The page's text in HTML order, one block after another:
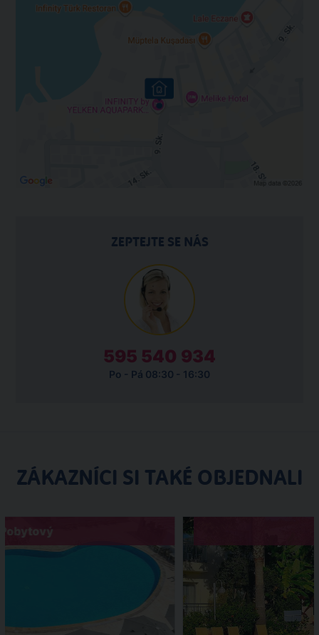
ZEPTEJTE SE NÁS
595 540 934
Po - Pá 08:30 - 16:30
ZÁKAZNÍCI SI TAKÉ OBJEDNALI